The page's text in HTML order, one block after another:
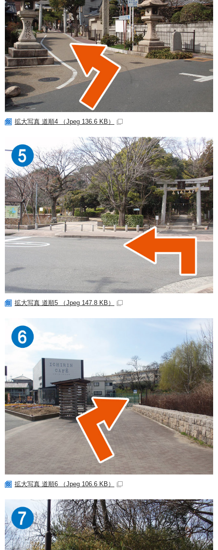
拡大写真 道順4 （Jpeg 136.6 KB）
拡大写真 道順5 （Jpeg 147.8 KB）
拡大写真 道順6 （Jpeg 106.6 KB）